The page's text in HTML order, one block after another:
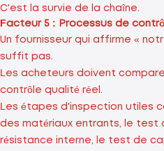
C'est la survie de la chaîne.
Facteur 5 : Processus de
Un fournisseur qui affirme «
suffit pas.
Les acheteurs doivent
contrôle qualité réel.
Les étapes d'inspection utiles
des matériaux entrants, le test
résistance interne, le test de